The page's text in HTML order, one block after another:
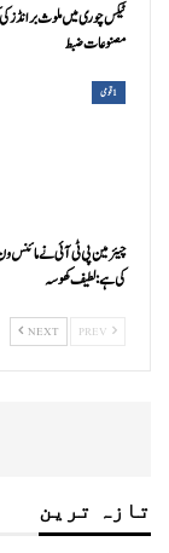
ٹیکس چوری میں ملوث برانڈز
مصنوعات ضبط
1 قومی
چیئرمین پی ٹی آئی نے مائنس
کی ہے: لطیف کھوسہ
NEXT
تازہ ترین